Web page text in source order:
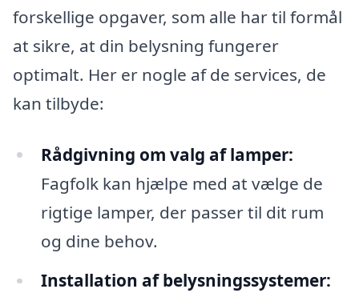
forskellige opgaver, som alle har til formål
at sikre, at din belysning fungerer
optimalt. Her er nogle af de services, de
kan tilbyde:
Rådgivning om valg af lamper:
Fagfolk kan hjælpe med at vælge de
rigtige lamper, der passer til dit rum
og dine behov.
Installation af belysningssystemer: